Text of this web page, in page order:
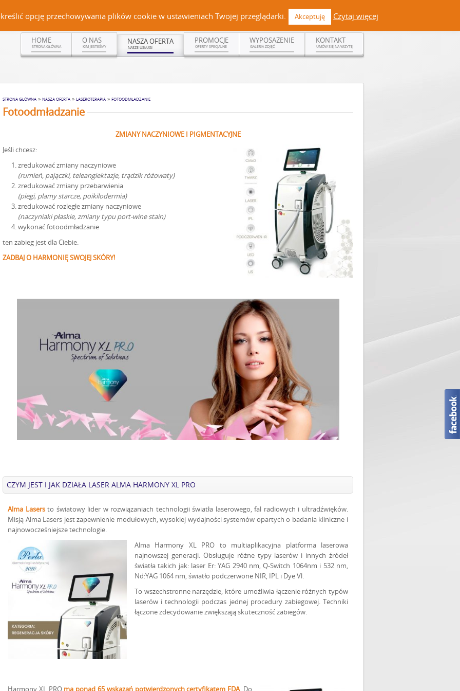
Czerteż 161, 38-500 Sanok | tel. (13) 464 99 92 | kom. +48 502 315 048 | kom. +48 519 108 720 | kontakt@dermadent.pl |
HOME
STRONA GŁÓWNA
O NAS
KIM JESTEŚMY
NASZA OFERTA
NASZE USŁUGI
PROMOCJE
OFERTY SPECJALNE
WYPOSAŻENIE
GALERIA ZDJĘĆ
KONTAKT
UMÓW SIĘ NA WIZYTĘ
STRONA GŁÓWNA » NASZA OFERTA » LASEROTERAPIA » FOTOODMŁADZANIE
Fotoodmładzanie
ZMIANY NACZYNIOWE I PIGMENTACYJNE
Jeśli chcesz:
zredukować zmiany naczyniowe
(rumień, pajączki, teleangiektazje, trądzik różowaty)
zredukować zmiany przebarwienia
(piegi, plamy starcze, poikilodermia)
zredukować rozległe zmiany naczyniowe
(naczyniaki płaskie, zmiany typu port-wine stain)
wykonać fotoodmładzanie
ten zabieg jest dla Ciebie.
ZADBAJ O HARMONIĘ SWOJEJ SKÓRY!
CZYM JEST I JAK DZIAŁA LASER ALMA HARMONY XL PRO
Alma Lasersto światowy lider w rozwiązaniach technologii światła laserowego, fal radiowych i ultradźwięków.
Misją Alma Lasers jest zapewnienie modułowych, wysokiej wydajności systemów opartych o badania kliniczne i
najnowocześniejsze technologie.
Alma Harmony XL PRO to multiaplikacyjna platforma laserowa
najnowszej generacji. Obsługuje różne typy laserów i innych źródeł
światła takich jak: laser Er: YAG 2940 nm, Q-Switch 1064nm i 532 nm,
Nd:YAG 1064 nm, światło podczerwone NIR, IPL i Dye Vl.
To wszechstronne narzędzie, które umożliwia łączenie różnych typów
laserów i technologii podczas jednej procedury zabiegowej. Techniki
łączone zdecydowanie zwiększają skuteczność zabiegów.
Harmony XL PRO ma ponad 65 wskazań potwierdzonych certyfikatem FDA. Do
opcję przechowywania plików cookie w ustawieniach Twojej przeglądarki. Akceptuję Czytaj więcej